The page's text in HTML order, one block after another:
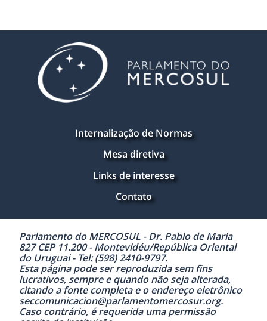
Internalização de Normas
Mesa diretiva
Links de interesse
Contato
Parlamento do MERCOSUL - Dr. Pablo de Maria
827 CEP 11.200 - Montevidéu/República Oriental
do Uruguai - Tel: (598) 2410-9797.
Esta página pode ser reproduzida sem fins
lucrativos, sempre e quando não seja alterada,
citando a fonte completa e o endereço eletrônico
seccomunicacion@parlamentomercosur.org.
Caso contrário, é requerida uma permissão